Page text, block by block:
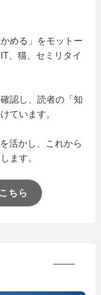
める」をモットー
、猫、セミリタイ
認し、読者の「知
ています。
活かし、これから
ます。
ちら